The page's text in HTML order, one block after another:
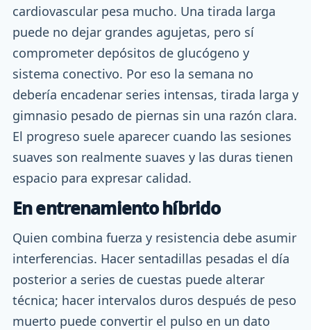
cardiovascular pesa mucho. Una tirada larga
puede no dejar grandes agujetas, pero sí
comprometer depósitos de glucógeno y
sistema conectivo. Por eso la semana no
debería encadenar series intensas, tirada larga y
gimnasio pesado de piernas sin una razón clara.
El progreso suele aparecer cuando las sesiones
suaves son realmente suaves y las duras tienen
espacio para expresar calidad.
En entrenamiento híbrido
Quien combina fuerza y resistencia debe asumir
interferencias. Hacer sentadillas pesadas el día
posterior a series de cuestas puede alterar
técnica; hacer intervalos duros después de peso
muerto puede convertir el pulso en un dato